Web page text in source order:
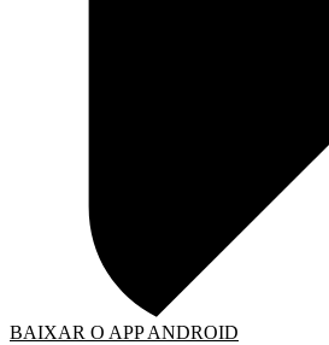
BAIXAR O APP ANDROID